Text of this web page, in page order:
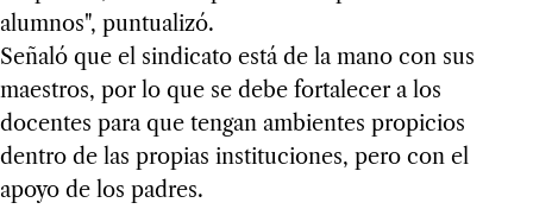
alumnos", puntualizó.
Señaló que el sindicato está de la mano con sus
maestros, por lo que se debe fortalecer a los
docentes para que tengan ambientes propicios
dentro de las propias instituciones, pero con el
apoyo de los padres.